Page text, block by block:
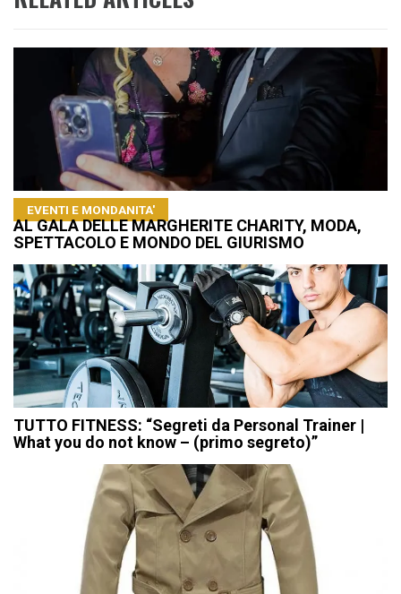
EVENTI E MONDANITA'
AL GALA DELLE MARGHERITE CHARITY, MODA,
SPETTACOLO E MONDO DEL GIURISMO
TUTTO FITNESS: “Segreti da Personal Trainer |
What you do not know – (primo segreto)”